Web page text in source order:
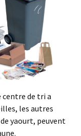
centre de tri a
les autres
yaourt, peuvent